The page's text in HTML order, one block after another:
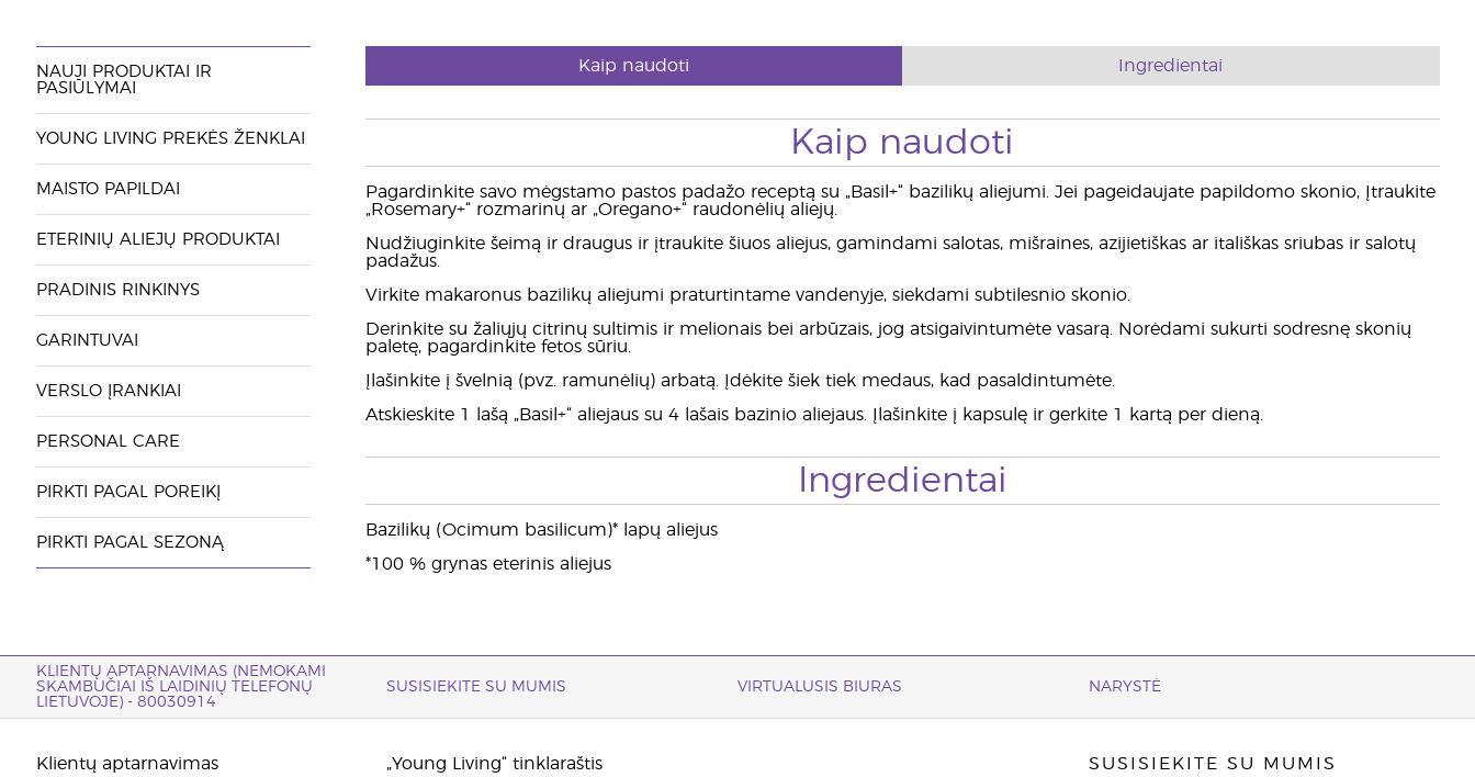
NAUJI PRODUKTAI IR
PASIŪLYMAI
YOUNG LIVING PREKĖS ŽENKLAI
MAISTO PAPILDAI
ETERINIŲ ALIEJŲ PRODUKTAI
PRADINIS RINKINYS
GARINTUVAI
VERSLO ĮRANKIAI
PERSONAL CARE
PIRKTI PAGAL POREIKĮ
PIRKTI PAGAL SEZONĄ
Kaip naudoti Ingredientai
Kaip naudoti
Pagardinkite savo mėgstamo pastos padažo receptą su „Basil+“ bazilikų aliejumi. Jei pageidaujate papildomo skonio, Įtraukite
„Rosemary+“ rozmarinų ar „Oregano+“ raudonėlių aliejų.
Nudžiuginkite šeimą ir draugus ir įtraukite šiuos aliejus, gamindami salotas, mišraines, azijietiškas ar itališkas sriubas ir salotų
padažus.
Virkite makaronus bazilikų aliejumi praturtintame vandenyje, siekdami subtilesnio skonio.
Derinkite su žaliųjų citrinų sultimis ir melionais bei arbūzais, jog atsigaivintumėte vasarą. Norėdami sukurti sodresnę skonių
paletę, pagardinkite fetos sūriu.
Įlašinkite į švelnią (pvz. ramunėlių) arbatą. Įdėkite šiek tiek medaus, kad pasaldintumėte.
Atskieskite 1 lašą „Basil+“ aliejaus su 4 lašais bazinio aliejaus. Įlašinkite į kapsulę ir gerkite 1 kartą per dieną.
Ingredientai
Bazilikų (Ocimum basilicum)* lapų aliejus
*100 % grynas eterinis aliejus
KLIENTŲ APTARNAVIMAS (NEMOKAMI
SKAMBUČIAI IŠ LAIDINIŲ TELEFONŲ
LIETUVOJE) - 80030914
SUSISIEKITE SU MUMIS VIRTUALUSIS BIURAS NARYSTĖ
Klientų aptarnavimas „Young Living“ tinklaraštis SUSISIEKITE SU MUMIS